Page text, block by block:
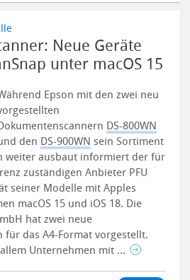
Neue Geräte
unter macOS 15
Epson mit den zwei neu
DS-800WN
den DS-900WN sein Sortiment
weiter ausbaut informiert der für
zuständigen Anbieter PFU
seiner Modelle mit Apples
macOS 15 und iOS 18. Die
hat zwei neue
für das A4-Format vorgestellt.
Unternehmen mit ...